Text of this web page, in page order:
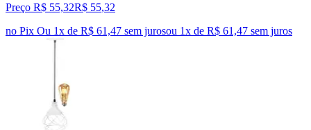
Preço R$ 55,32R$ 55,32
no Pix Ou 1x de R$ 61,47 sem jurosou 1x de R$ 61,47 sem juros